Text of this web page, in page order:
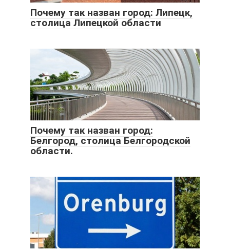
Почему так назван город: Липецк,
столица Липецкой области
Почему так назван город:
Белгород, столица Белгородской
области.